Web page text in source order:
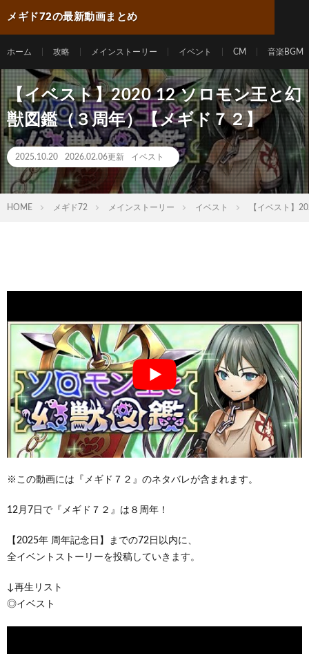
メギド72の最新動画まとめ
ホーム 攻略 メインストーリー イベント CM 音楽BGM
【イベスト】2020 12 ソロモン王と幻
獣図鑑（３周年）【メギド７２】
2025.10.20 2026.02.06更新 イベスト
HOME メギド72 メインストーリー イベスト 【イベスト】
※この動画には『メギド７２』のネタバレが含まれます。
12月7日で『メギド７２』は８周年！
【2025年 周年記念日】までの72日以内に、
全イベントストーリーを投稿していきます。
↓再生リスト
◎イベスト